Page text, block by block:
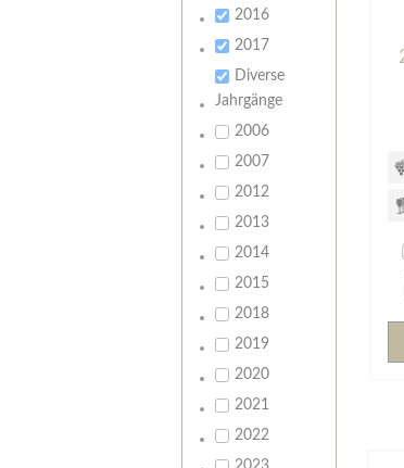
2016
2017
Diverse
Jahrgänge
2006
2007
2012
2013
2014
2015
2018
2019
2020
2021
2022